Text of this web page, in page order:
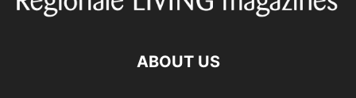
ABOUT US